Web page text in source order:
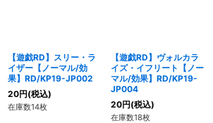
【遊戯RD】スリー・ラ
イザー【ノーマル/効
果】RD/KP19-JP002
20円(税込)
在庫数14枚
【遊戯RD】ヴォルカラ
イズ・イフリート【ノー
マル/効果】RD/KP19-
JP004
20円(税込)
在庫数18枚